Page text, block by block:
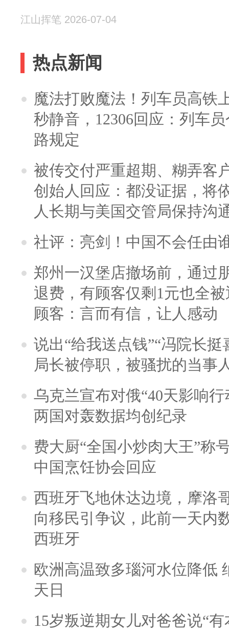
江山挥笔 2026-07-04
热点新闻
魔法打败魔法！列车员高铁
秒静音，12306回应：列车
路规定
被传交付严重超期、糊弄客
创始人回应：都没证据，将
人长期与美国交管局保持沟
社评：亮剑！中国不会任由
郑州一汉堡店撤场前，通过
退费，有顾客仅剩1元也全
顾客：言而有信，让人感动
说出“给我送点钱”“冯院长
局长被停职，被骚扰的当事
乌克兰宣布对俄“40天影响
两国对轰数据均创纪录
费大厨“全国小炒肉大王”称
中国烹饪协会回应
西班牙飞地休达边境，摩洛
向移民引争议，此前一天内
西班牙
欧洲高温致多瑙河水位降低
天日
15岁叛逆期女儿对爸爸说“